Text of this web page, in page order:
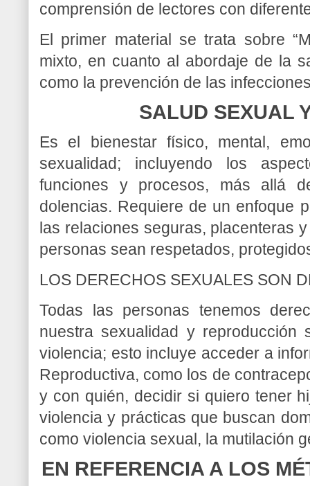
comprensión de lectores con
El primer material se trata sobre
mixto, en cuanto al abordaje de la
como la prevención de las
SALUD SEXUAL
Es el bienestar físico, mental,
sexualidad; incluyendo los
funciones y procesos, más allá
dolencias. Requiere de un enfoque
las relaciones seguras, placenteras
personas sean respetados,
LOS DERECHOS SEXUALES SON
Todas las personas tenemos
nuestra sexualidad y reproducción
violencia; esto incluye acceder a
Reproductiva, como los de
y con quién, decidir si quiero tener
violencia y prácticas que buscan
como violencia sexual, la mutilación
EN REFERENCIA A LOS